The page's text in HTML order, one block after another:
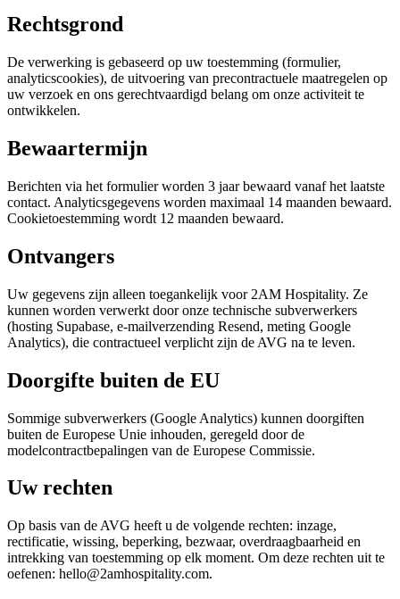
Rechtsgrond
De verwerking is gebaseerd op uw toestemming (formulier,
analyticscookies), de uitvoering van precontractuele maatregelen op
uw verzoek en ons gerechtvaardigd belang om onze activiteit te
ontwikkelen.
Bewaartermijn
Berichten via het formulier worden 3 jaar bewaard vanaf het laatste
contact. Analyticsgegevens worden maximaal 14 maanden bewaard.
Cookietoestemming wordt 12 maanden bewaard.
Ontvangers
Uw gegevens zijn alleen toegankelijk voor 2AM Hospitality. Ze
kunnen worden verwerkt door onze technische subverwerkers
(hosting Supabase, e-mailverzending Resend, meting Google
Analytics), die contractueel verplicht zijn de AVG na te leven.
Doorgifte buiten de EU
Sommige subverwerkers (Google Analytics) kunnen doorgiften
buiten de Europese Unie inhouden, geregeld door de
modelcontractbepalingen van de Europese Commissie.
Uw rechten
Op basis van de AVG heeft u de volgende rechten: inzage,
rectificatie, wissing, beperking, bezwaar, overdraagbaarheid en
intrekking van toestemming op elk moment. Om deze rechten uit te
oefenen: hello@2amhospitality.com.